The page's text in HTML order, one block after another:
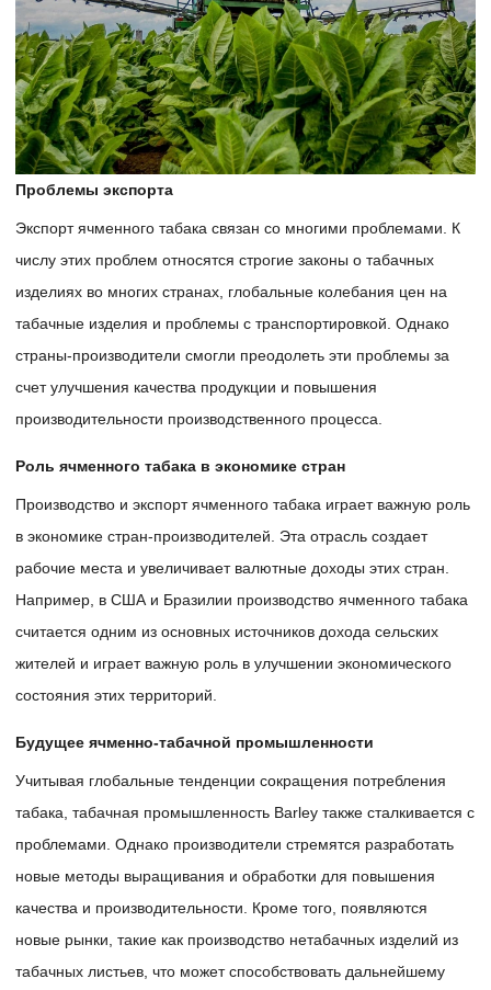
Проблемы экспорта
Экспорт ячменного табака связан со многими проблемами. К
числу этих проблем относятся строгие законы о табачных
изделиях во многих странах, глобальные колебания цен на
табачные изделия и проблемы с транспортировкой. Однако
страны-производители смогли преодолеть эти проблемы за
счет улучшения качества продукции и повышения
производительности производственного процесса.
Роль ячменного табака в экономике стран
Производство и экспорт ячменного табака играет важную роль
в экономике стран-производителей. Эта отрасль создает
рабочие места и увеличивает валютные доходы этих стран.
Например, в США и Бразилии производство ячменного табака
считается одним из основных источников дохода сельских
жителей и играет важную роль в улучшении экономического
состояния этих территорий.
Будущее ячменно-табачной промышленности
Учитывая глобальные тенденции сокращения потребления
табака, табачная промышленность Barley также сталкивается с
проблемами. Однако производители стремятся разработать
новые методы выращивания и обработки для повышения
качества и производительности. Кроме того, появляются
новые рынки, такие как производство нетабачных изделий из
табачных листьев, что может способствовать дальнейшему